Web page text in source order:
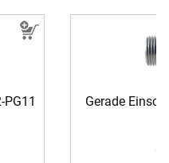
Gerade